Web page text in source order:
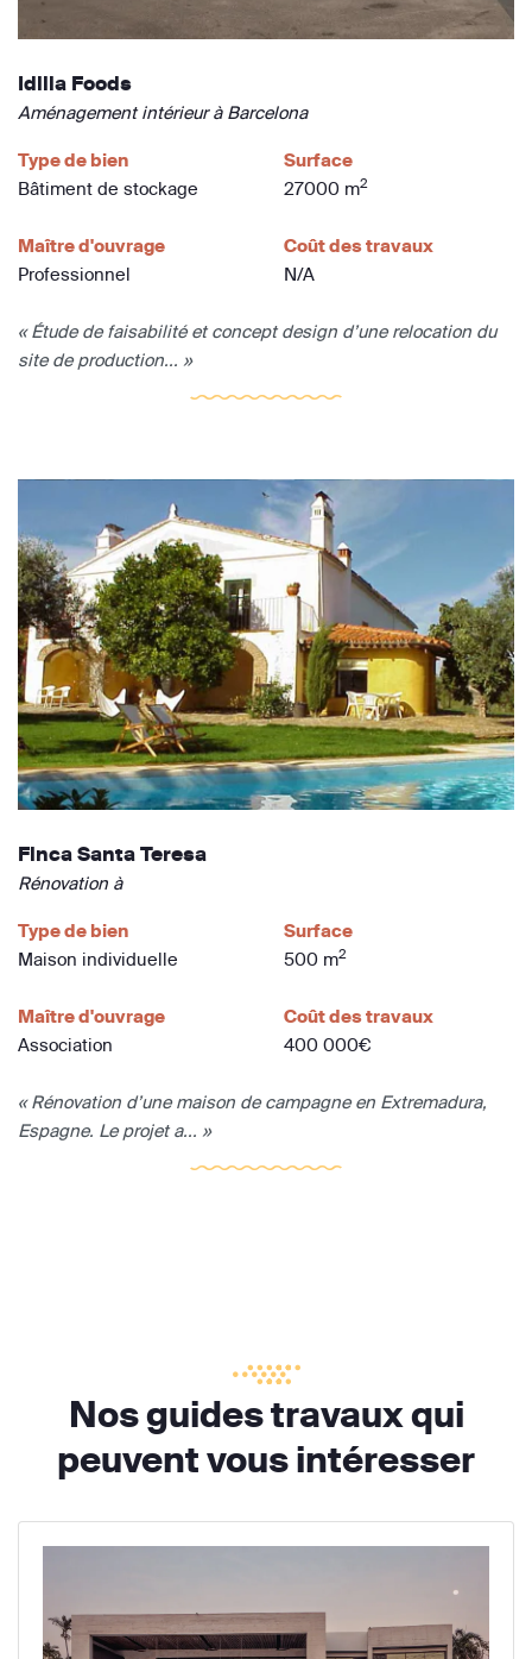
Idilia Foods
Aménagement intérieur à Barcelona
Type de bien
Bâtiment de stockage
Surface
27000 m2
Maître d'ouvrage
Professionnel
Coût des travaux
N/A
« Étude de faisabilité et concept design d’une relocation du
site de production... »
Finca Santa Teresa
Rénovation à
Type de bien
Maison individuelle
Surface
500 m2
Maître d'ouvrage
Association
Coût des travaux
400 000€
« Rénovation d’une maison de campagne en Extremadura,
Espagne. Le projet a... »
Nos guides travaux qui
peuvent vous intéresser